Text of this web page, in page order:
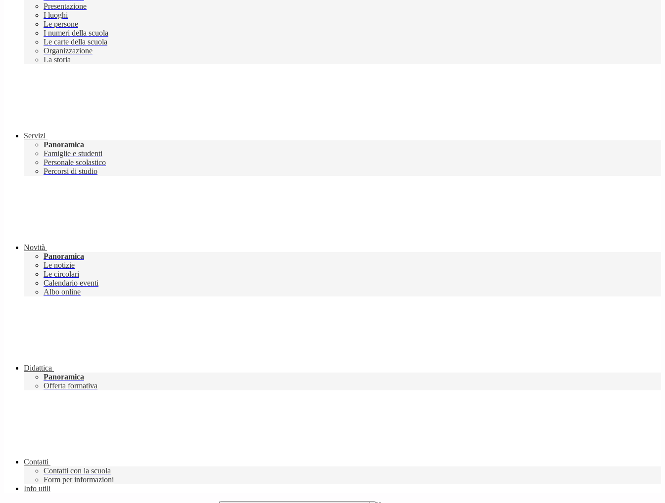
Presentazione
I luoghi
Le persone
I numeri della scuola
Le carte della scuola
Organizzazione
La storia
Servizi
Panoramica
Famiglie e studenti
Personale scolastico
Percorsi di studio
Novità
Panoramica
Le notizie
Le circolari
Calendario eventi
Albo online
Didattica
Panoramica
Offerta formativa
Contatti
Contatti con la scuola
Form per informazioni
Info utili